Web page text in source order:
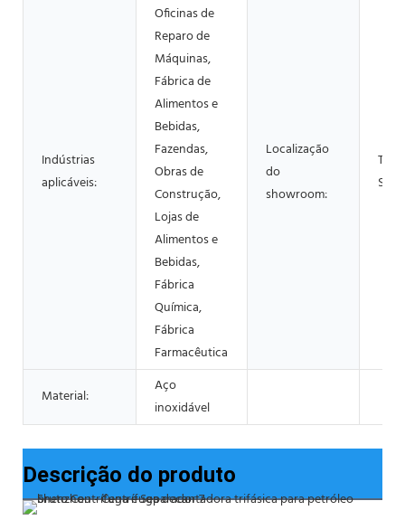
Indústrias
aplicáveis:
Oficinas de
Reparo de
Máquinas,
Fábrica de
Alimentos e
Bebidas,
Fazendas,
Obras de
Construção,
Lojas de
Alimentos e
Bebidas,
Fábrica
Química,
Fábrica
Farmacêutica
Localização
do
showroom:
Sri
Material:
Aço
inoxidável
Descrição do produto